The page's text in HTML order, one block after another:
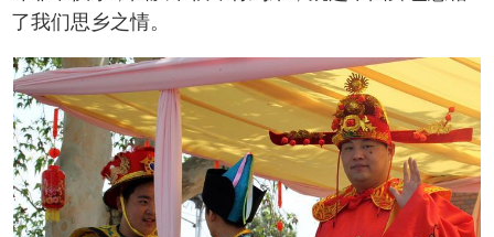
了我们思乡之情。